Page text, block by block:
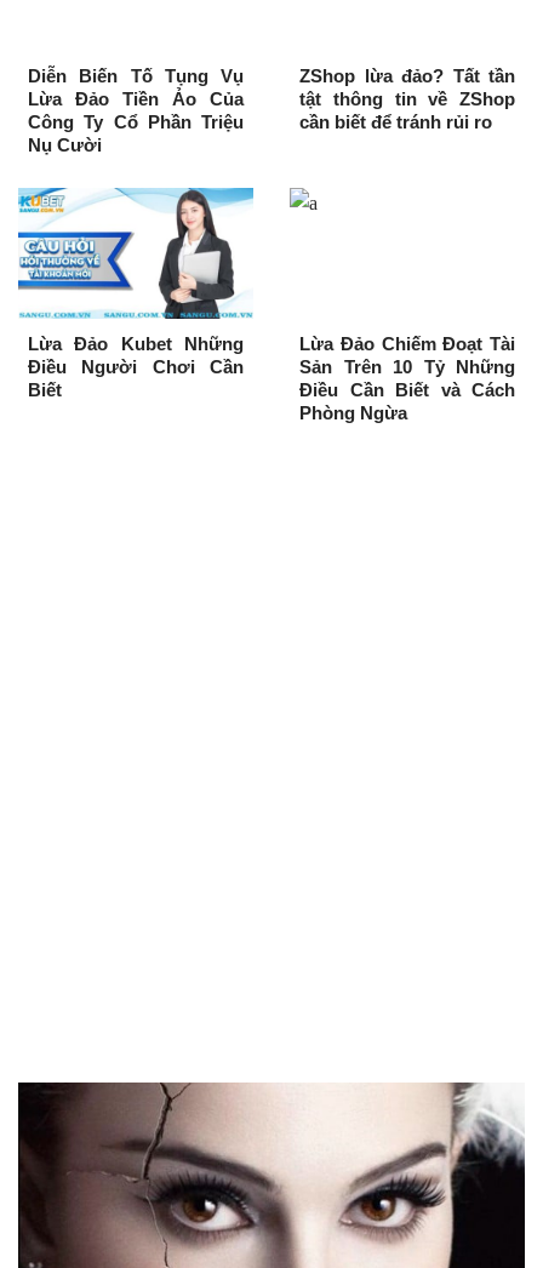
Diễn Biến Tố Tụng Vụ
Lừa Đảo Tiền Ảo Của
Công Ty Cổ Phần Triệu
Nụ Cười
ZShop lừa đảo? Tất tần
tật thông tin về ZShop
cần biết để tránh rủi ro
Lừa Đảo Kubet Những
Điều Người Chơi Cần
Biết
Lừa Đảo Chiếm Đoạt Tài
Sản Trên 10 Tỷ Những
Điều Cần Biết và Cách
Phòng Ngừa